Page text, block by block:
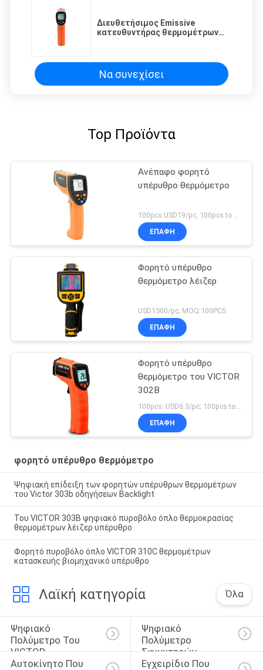
Διευθετήσιμος Emissive
κατευθυντήρας θερμομέτρων
Να συνεχίσει
Top Προϊόντα
Ανέπαφο φορητό
υπέρυθρο θερμόμετρο
100pcs USD19/pc, 100pcs to 500pcs USD18.5/pc, 500pcs to 1000pcs USD17.5/pc, above 3000pcs USD17/pc MOQ:300pcs
ΕΠΑΦΉ
Φορητό υπέρυθρο
θερμόμετρο λέιζερ
USD1500/pc; MOQ:100PCS
ΕΠΑΦΉ
Φορητό υπέρυθρο
θερμόμετρο του VICTOR
302B
ΕΠΑΦΉ
φορητό υπέρυθρο θερμόμετρο
Ψηφιακή επίδειξη των φορητών υπέρυθρων θερμομέτρων
του Victor 303b οδηγήσεων Backlight
Του VICTOR 303B ψηφιακό πυροβόλο όπλο θερμοκρασίας
θερμομέτρων λέιζερ υπέρυθρο
Φορητό πυροβόλο όπλο VICTOR 310C θερμομέτρων
κατασκευής βιομηχανικό υπέρυθρο
Λαϊκή κατηγορία Όλα
Ψηφιακό
Πολύμετρο Του
VICTOR
Ψηφιακό
Πολύμετρο
Σφιγκτηρών
Αυτοκίνητο Που
Εγχειρίδιο Που